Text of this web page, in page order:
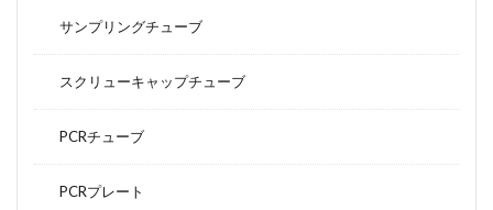
サンプリングチューブ
スクリューキャップチューブ
PCRチューブ
PCRプレート